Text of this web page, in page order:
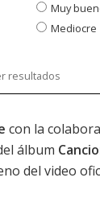
Muy
Mediocre
resultados
con la
álbum
del video